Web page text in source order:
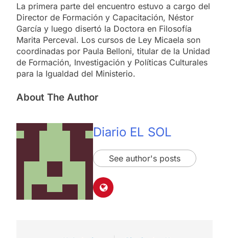
La primera parte del encuentro estuvo a cargo del
Director de Formación y Capacitación, Néstor
García y luego disertó la Doctora en Filosofía
Marita Perceval. Los cursos de Ley Micaela son
coordinadas por Paula Belloni, titular de la Unidad
de Formación, Investigación y Políticas Culturales
para la Igualdad del Ministerio.
About The Author
Diario EL SOL
See author's posts